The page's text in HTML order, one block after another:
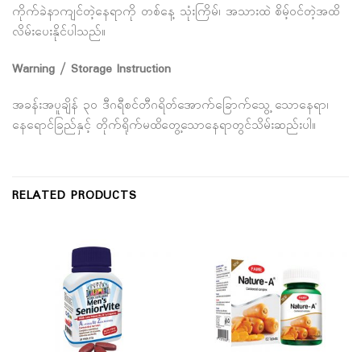
ကိုက်ခဲနာကျင်တဲ့နေရာကို တစ်နေ့ သုံးကြိမ်၊ အသားထဲ စိမ့်ဝင်တဲ့အထိ
လိမ်းပေးနိုင်ပါသည်။
Warning / Storage Instruction
အခန်းအပူချိန် ၃၀ ဒီဂရီစင်တီဂရိတ်အောက်ခြောက်သွေ့ သောနေရာ၊
နေရောင်ခြည်နှင့် တိုက်ရိုက်မထိတွေ့သောနေရာတွင်သိမ်းဆည်းပါ။
RELATED PRODUCTS